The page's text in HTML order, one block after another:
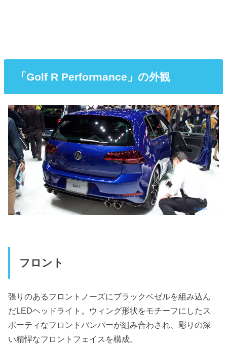
「Golf R Performance」の外観
フロント
張りのあるフロントノーズにブラックベゼルを組み込ん
だLEDヘッドライト。ウィング形状をモチーフにしたス
ポーティなフロントバンパーが組み合わされ、彫りの深
い精悍なフロントフェイスを構成。